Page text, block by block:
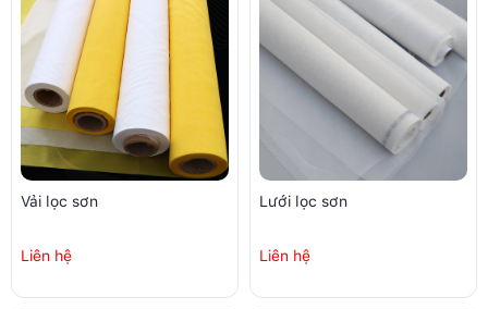
Vải lọc sơn
Liên hệ
Lưới lọc sơn
Liên hệ